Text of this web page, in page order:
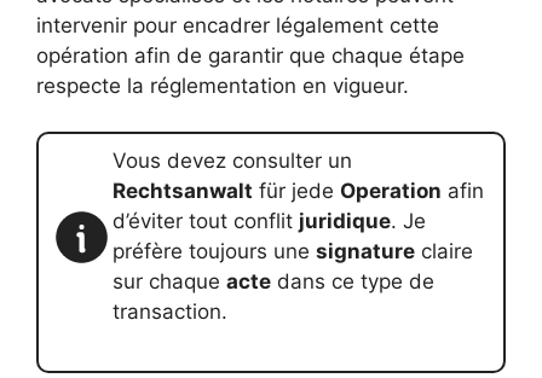
intervenir pour encadrer légalement cette
opération afin de garantir que chaque étape
respecte la réglementation en vigueur.
Vous devez consulter un
Rechtsanwalt für jede Operation afin
d’éviter tout conflit juridique. Je
préfère toujours une signature claire
sur chaque acte dans ce type de
transaction.